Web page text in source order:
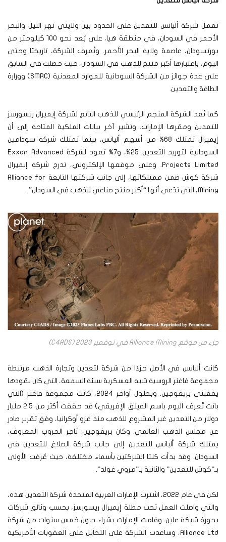
تعمل شركة أليانس للتعدين على الحدود بين ولايتي نهر النيل والبحر
الأحمر في السودان، في منطقة هيا، على بُعد نحو 100 كيلومتر من
بورتسودان، عاصمة ولاية البحر الأحمر. وتُعرف الشركة، تاريخيًا وحتى
اليوم، باعتبارها أكبر منتج للذهب في السودان، حيث حصلت في السابق
على عدة جوائز من الشركة السودانية للموارد المعدنية (SMRC) ووزارة
الطاقة والتعدين.
كما تُعد الشركة المنجم الرئيسي للذهب التابع لشركة إيميرال ريسورسز
للتعدين ومقرها الإمارات. وتشير آخر بيانات الملكية المتاحة إلى أن
إيميرال تمتلك 68% من أسهم أليانس، بينما تمتلك شركة سودامين
السودانية لتوريد التعدين 25%، و7% تعود لشركة Exxon Advanced
Projects Limited. وعلى موقعها الإلكتروني، تدرج شركة إيميرال
شركة كوش ضمن ممتلكاتها، إلى جانب شركتها التابعة Alliance for
Mining، التي تدّعي أنها “أكبر منتج صناعي للذهب في السودان”.
جزء من موقع Alliance Mining في نوفمبر 2023 (C4ADS)
كانت أليانس في الأصل جزءًا من شركة لتعدين وتجارة الذهب مرتبطة
مجموعة فاغنر الروسية شبه العسكرية سيئة السمعة، التي كان يقودها
يفغيني بريغوجين. وبحلول أواخر 2024، كانت مجموعة فاغنر (التي
باتت تُعرف اليوم باسم الفيلق الإفريقي) قد حققت أكثر من 2.5 مليار
دولار من التعدين غير المشروع للذهب منذ غزو أوكرانيا، وفق تقرير صادر
عن مجلس الذهب العالمي. وكان بريغوجين، تاجر الحروب المعروف،
يمتلك شركة أليانس للتعدين إلى جانب شركة الصلاغ للتعدين في
السودان. وقد بدأت كلتا الشركتين بأسماء مختلفة، حيث عُرفت الأولى
بـ”كوش للتعدين” والثانية بـ”مروي غولد”.
لكن في عام 2022، اشترت الإمارات العربية المتحدة شركة التعدين هذه،
والتي واصلت العمل تحت مظلة إيميرال ريسورسز، بحسب وثائق شركات
بحوزة شبكة عاين. وقامت الإمارات بشراء ديون خمس سنوات من شركة
Alliance Ltd، وساعدت الشركة على التحايل على العقوبات الأمريكية